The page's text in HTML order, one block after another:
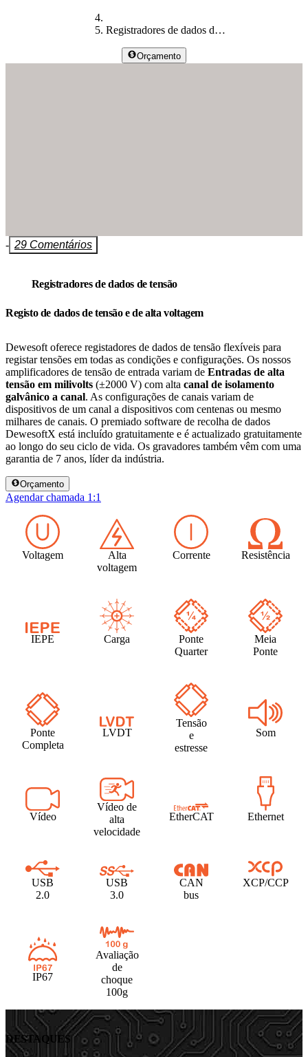
Registradores de dados de tensão
Orçamento
- 29 Comentários
Registradores de dados de tensão
Registo de dados de tensão e de alta voltagem
Dewesoft oferece registadores de dados de tensão flexíveis para
registar tensões em todas as condições e configurações. Os nossos
amplificadores de tensão de entrada variam de Entradas de alta
tensão em milivolts (±2000 V) com alta canal de isolamento
galvânico a canal. As configurações de canais variam de
dispositivos de um canal a dispositivos com centenas ou mesmo
milhares de canais. O premiado software de recolha de dados
DewesoftX está incluído gratuitamente e é actualizado gratuitamente
ao longo do seu ciclo de vida. Os gravadores também vêm com uma
garantia de 7 anos, líder da indústria.
Orçamento
Agendar chamada 1:1
Voltagem
Alta
voltagem
Corrente Resistência
IEPE Carga
Ponte
Quarter
Meia
Ponte
Ponte
Completa
LVDT
Tensão
e
estresse
Som
Vídeo
Vídeo de
alta
velocidade
EtherCAT Ethernet
USB
2.0
USB
3.0
CAN
bus
XCP/CCP
IP67
Avaliação
de
choque
100g
DESTAQUES